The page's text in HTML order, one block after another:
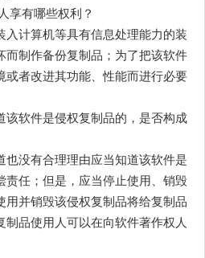
享有哪些权利？
入计算机等具有信息处理能力的装
而制作备份复制品；为了把该软件
或者改进其功能、性能而进行必要
该软件是侵权复制品的，是否构成
也没有合理理由应当知道该软件是
责任；但是，应当停止使用、销毁
用并销毁该侵权复制品将给复制品
品使用人可以在向软件著作权人
。